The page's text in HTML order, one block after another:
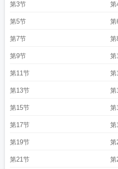
武神叶天的老婆
七界武神笔趣阁在线阅读
绍七界武神主角几个老婆 七界武神几个
一半灵魂
七界武神好看
第3节 第
第5节 第
第7节 第
第9节 第
第11节 第
第13节 第
第15节 第
第17节 第
第19节 第
第21节 第